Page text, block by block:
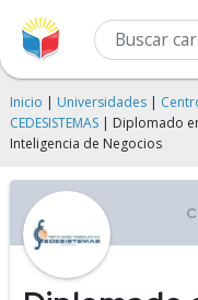
Inicio | Universidades |
CEDESISTEMAS | Diplomado
Inteligencia de Negocios